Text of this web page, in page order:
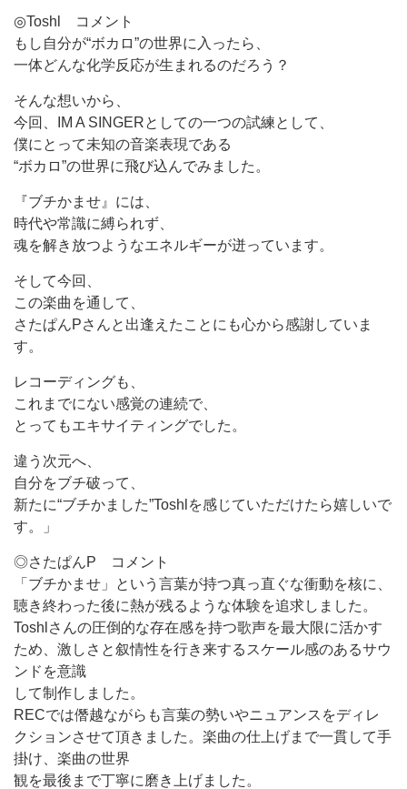
◎Toshl コメント
もし自分が“ボカロ”の世界に入ったら、
一体どんな化学反応が生まれるのだろう？
そんな想いから、
今回、IM A SINGERとしての一つの試練として、
僕にとって未知の音楽表現である
“ボカロ”の世界に飛び込んでみました。
『ブチかませ』には、
時代や常識に縛られず、
魂を解き放つようなエネルギーが迸っています。
そして今回、
この楽曲を通して、
さたぱんPさんと出逢えたことにも心から感謝していま
す。
レコーディングも、
これまでにない感覚の連続で、
とってもエキサイティングでした。
違う次元へ、
自分をブチ破って、
新たに“ブチかました”Toshlを感じていただけたら嬉しいで
す。」
◎さたぱんP コメント
「ブチかませ」という言葉が持つ真っ直ぐな衝動を核に、
聴き終わった後に熱が残るような体験を追求しました。
Toshlさんの圧倒的な存在感を持つ歌声を最大限に活かす
ため、激しさと叙情性を行き来するスケール感のあるサウ
ンドを意識
して制作しました。
RECでは僭越ながらも言葉の勢いやニュアンスをディレ
クションさせて頂きました。楽曲の仕上げまで一貫して手
掛け、楽曲の世界
観を最後まで丁寧に磨き上げました。